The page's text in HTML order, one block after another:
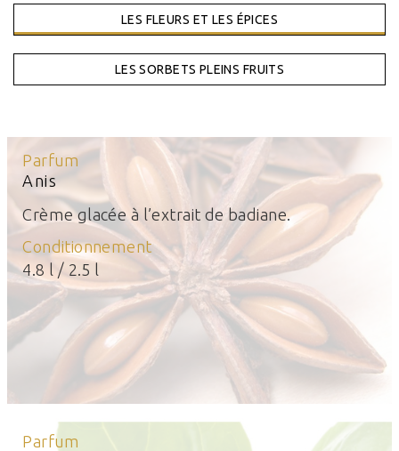
LES FLEURS ET LES ÉPICES
LES SORBETS PLEINS FRUITS
Parfum
Anis
Crème glacée à l’extrait de badiane.
Conditionnement
4.8 l / 2.5 l
Parfum